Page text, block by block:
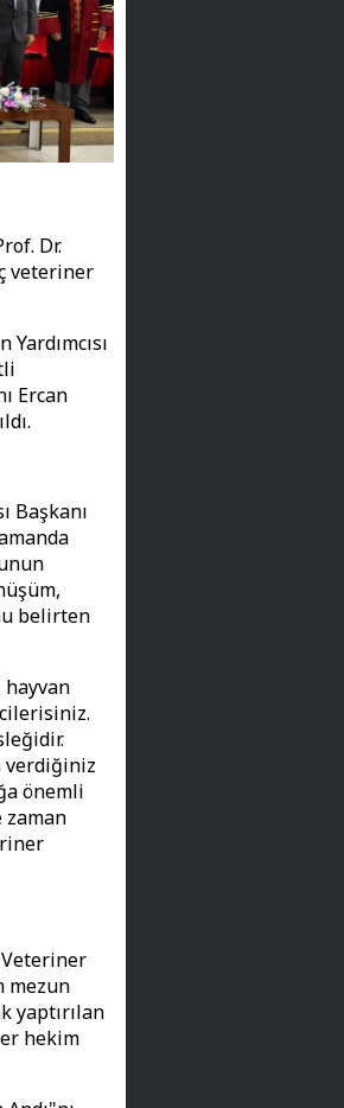
Dr.
veteriner
Ercan
Başkanı
belirten
hayvan
verdiğiniz
önemli
zaman
mezun
yaptırılan
hekim